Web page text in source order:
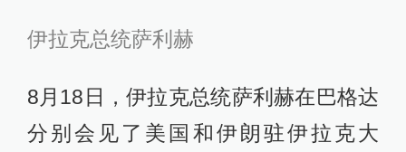
伊拉克总统萨利赫
8月18日，伊拉克总统萨利赫在巴格达
分别会见了美国和伊朗驻伊拉克大